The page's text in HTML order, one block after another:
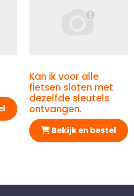
in kleur aanleveren.
Afbeelding Kan ik voor
Kan ik voor alle
fietsen sloten met
dezelfde sleutels
ontvangen.
Bekijk en bestel